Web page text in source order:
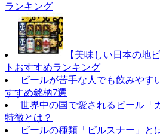
ランキング
【美味しい日本の地
トおすすめランキング
ビールが苦手な人でも飲みやす
すすめ銘柄7選
世界中の国で愛されるビール「
特徴とは？
ビールの種類「ピルスナー」と